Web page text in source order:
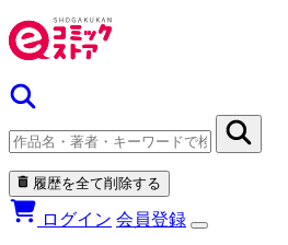
履歴を全て削除する
ログイン 会員登録